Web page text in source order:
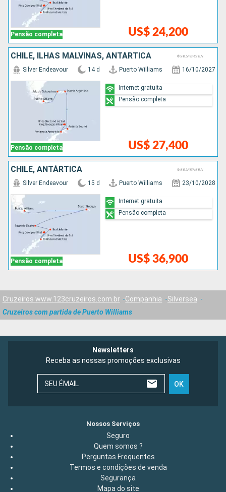
Pensão completa US$ 24,200
CHILE, ILHAS MALVINAS, ANTÁRTICA
Pensão completa
Silver Endeavour 14 d Puerto Williams 16/10/2027
US$ 27,400
Internet gratuita
Pensão completa
CHILE, ANTÁRTICA
Pensão completa
Silver Endeavour 15 d Puerto Williams 23/10/2028
US$ 36,900
Internet gratuita
Pensão completa
Cruzeiros www.123cruzeiros.com.br Companhia
Silversea
Cruzeiros com partida de Puerto Williams
Newsletters
Receba as nossas promoções exclusivas
SEU ÉMAIL OK
Nossos Serviços
Seguro
Quem somos ?
Perguntas Frequentes
Termos e condições de venda
Segurança
Mapa do site